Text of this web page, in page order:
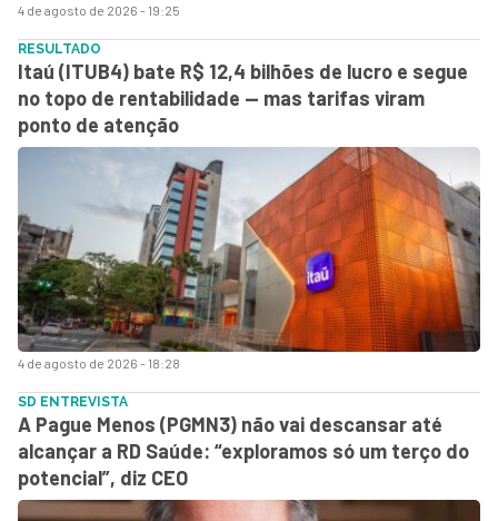
4 de agosto de 2026 - 19:25
4 de agosto de 2026 - 18:28
RESULTADO
Itaú (ITUB4) bate R$ 12,4 bilhões de lucro e segue
no topo de rentabilidade — mas tarifas viram
ponto de atenção
SD ENTREVISTA
A Pague Menos (PGMN3) não vai descansar até
alcançar a RD Saúde: “exploramos só um terço do
potencial”, diz CEO